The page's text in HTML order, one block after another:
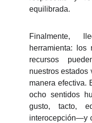
equilibrada.
Finalmente,
herramienta: los
recursos
nuestros estados
manera efectiva.
ocho sentidos
gusto, tacto,
interocepción—y